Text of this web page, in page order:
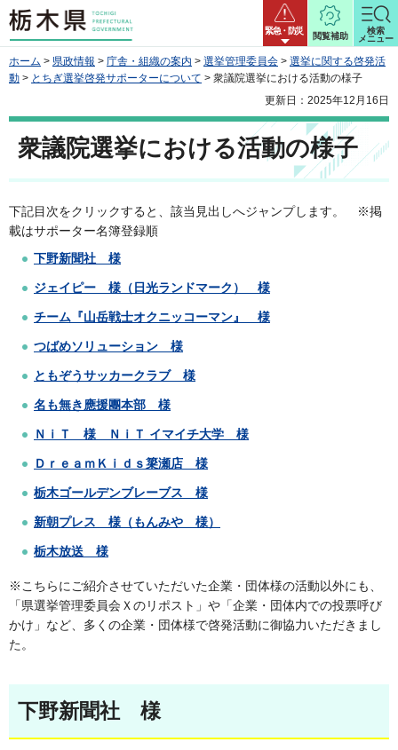
栃木県 緊急・防災
閲覧補助
検索
メニュー
ホーム > 県政情報 > 庁舎・組織の案内 > 選挙管理委員会 > 選挙に関する啓発活
動 > とちぎ選挙啓発サポーターについて > 衆議院選挙における活動の様子
更新日：2025年12月16日
衆議院選挙における活動の様子
下記目次をクリックすると、該当見出しへジャンプします。 ※掲
載はサポーター名簿登録順
下野新聞社 様
ジェイピー 様（日光ランドマーク） 様
チーム『山岳戦士オクニッコーマン』 様
つばめソリューション 様
ともぞうサッカークラブ 様
名も無き應援團本部 様
ＮｉＴ 様 ＮｉＴ イマイチ大学 様
ＤｒｅａｍＫｉｄｓ簗瀬店 様
栃木ゴールデンブレーブス 様
新朝プレス 様（もんみや 様）
栃木放送 様
※こちらにご紹介させていただいた企業・団体様の活動以外にも、
「県選挙管理委員会Ｘのリポスト」や「企業・団体内での投票呼び
かけ」など、多くの企業・団体様で啓発活動に御協力いただきまし
た。
下野新聞社 様